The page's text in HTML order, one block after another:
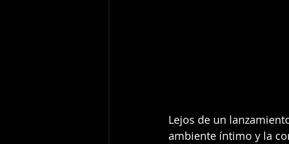
Lejos de un
ambiente íntimo y la